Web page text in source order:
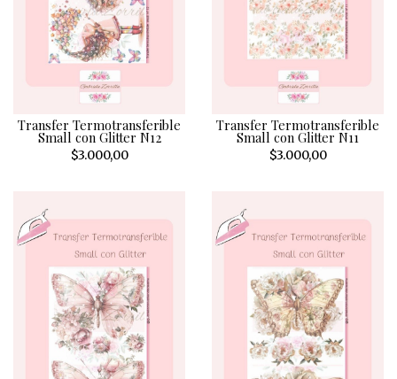
Transfer Termotransferible
Small con Glitter N12
$3.000,00
Transfer Termotransferible
Small con Glitter N11
$3.000,00